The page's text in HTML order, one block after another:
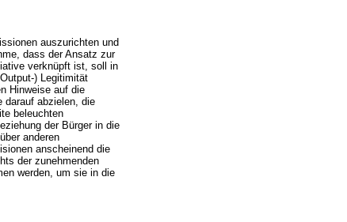
auszurichten und
dass der Ansatz zur
verknüpft ist, soll in
) Legitimität
Hinweise auf die
darauf abzielen, die
beleuchten
der Bürger in die
anderen
anscheinend die
der zunehmenden
werden, um sie in die